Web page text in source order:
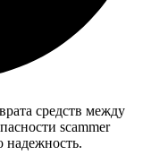
средств между
scammer
надежность.